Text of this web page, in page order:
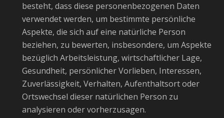
besteht, dass diese personenbezogenen Daten
verwendet werden, um bestimmte persönliche
Aspekte, die sich auf eine natürliche Person
beziehen, zu bewerten, insbesondere, um Aspekte
bezüglich Arbeitsleistung, wirtschaftlicher Lage,
Gesundheit, persönlicher Vorlieben, Interessen,
Zuverlässigkeit, Verhalten, Aufenthaltsort oder
Ortswechsel dieser natürlichen Person zu
analysieren oder vorherzusagen.